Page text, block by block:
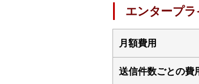
エンタープ
月額費用
送信件数ごとの費